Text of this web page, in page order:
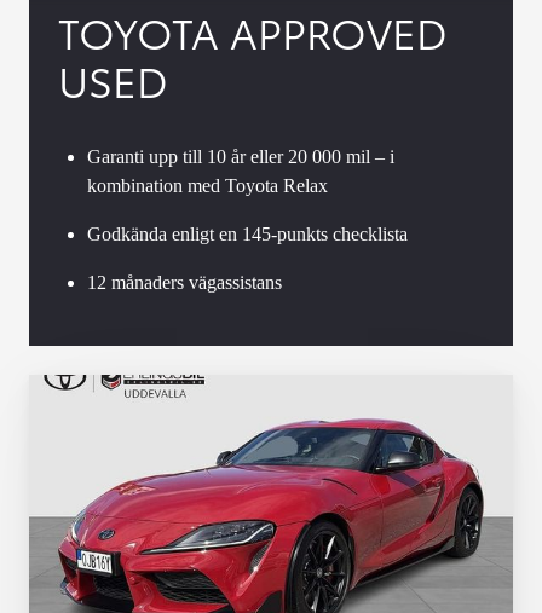
TOYOTA APPROVED
USED
Garanti upp till 10 år eller 20 000 mil – i
kombination med Toyota Relax
Godkända enligt en 145-punkts checklista
12 månaders vägassistans